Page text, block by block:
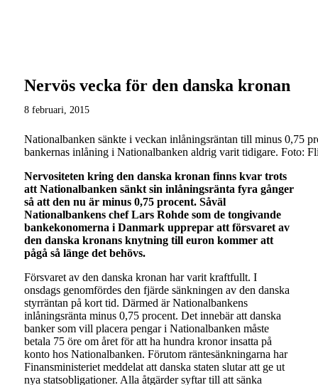
Nervös vecka för den danska kronan
8 februari, 2015
Nationalbanken sänkte i veckan inlåningsräntan till minus 0,75
bankernas inlåning i Nationalbanken aldrig varit tidigare. Foto:
Nervositeten kring den danska kronan finns kvar trots
att Nationalbanken sänkt sin inlåningsränta fyra gånger
så att den nu är minus 0,75 procent. Såväl
Nationalbankens chef Lars Rohde som de tongivande
bankekonomerna i Danmark upprepar att försvaret av
den danska kronans knytning till euron kommer att
pågå så länge det behövs.
Försvaret av den danska kronan har varit kraftfullt. I
onsdags genomfördes den fjärde sänkningen av den danska
styrräntan på kort tid. Därmed är Nationalbankens
inlåningsränta minus 0,75 procent. Det innebär att danska
banker som vill placera pengar i Nationalbanken måste
betala 75 öre om året för att ha hundra kronor insatta på
konto hos Nationalbanken. Förutom räntesänkningarna har
Finansministeriet meddelat att danska staten slutar att ge ut
nya statsobligationer. Alla åtgärder syftar till att sänka